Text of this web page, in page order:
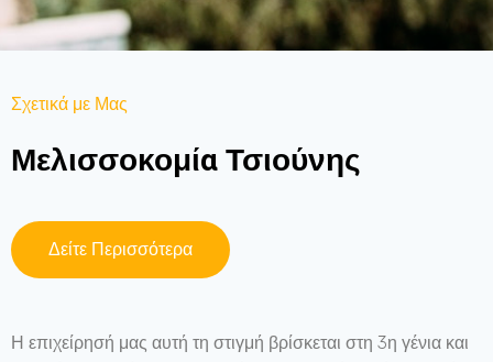
Σχετικά με Μας
Μελισσοκομία Τσιούνης
Δείτε Περισσότερα
Η επιχείρησή μας αυτή τη στιγμή βρίσκεται στη 3η γένια και